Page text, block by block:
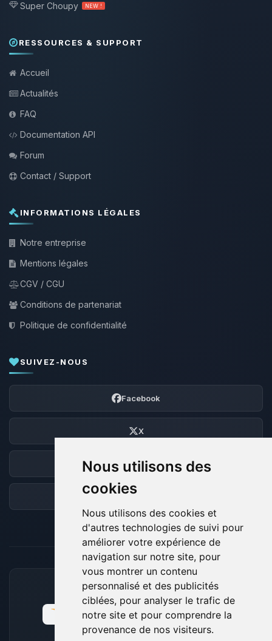
Nous utilisons des
cookies
Nous utilisons des cookies et
d'autres technologies de suivi pour
améliorer votre expérience de
navigation sur notre site, pour
vous montrer un contenu
personnalisé et des publicités
ciblées, pour analyser le trafic de
notre site et pour comprendre la
provenance de nos visiteurs.
Super Choupy NEW !
RESSOURCES & SUPPORT
Accueil
Actualités
FAQ
Documentation API
Forum
Contact / Support
INFORMATIONS LÉGALES
Notre entreprise
Mentions légales
CGV / CGU
Conditions de partenariat
Politique de confidentialité
SUIVEZ-NOUS
Facebook
X
Discord
Forum
MOYENS DE PAIEMENT ACCEPTÉS